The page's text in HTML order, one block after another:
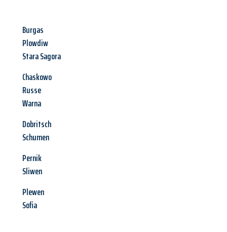
Burgas
Plowdiw
Stara Sagora
Chaskowo
Russe
Warna
Dobritsch
Schumen
Pernik
Sliwen
Plewen
Sofia